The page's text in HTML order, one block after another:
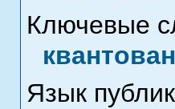
Ключевые
Язык